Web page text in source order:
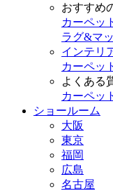
おすすめ
カーペッ
ラグ&マ
インテリ
カーペッ
よくある
カーペッ
ショールーム
大阪
東京
福岡
広島
名古屋